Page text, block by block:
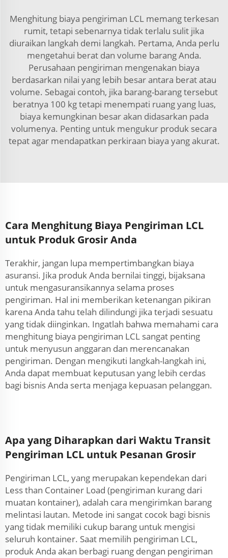
Menghitung biaya pengiriman LCL memang terkesan
rumit, tetapi sebenarnya tidak terlalu sulit jika
diuraikan langkah demi langkah. Pertama, Anda perlu
mengetahui berat dan volume barang Anda.
Perusahaan pengiriman mengenakan biaya
berdasarkan nilai yang lebih besar antara berat atau
volume. Sebagai contoh, jika barang-barang tersebut
beratnya 100 kg tetapi menempati ruang yang luas,
biaya kemungkinan besar akan didasarkan pada
volumenya. Penting untuk mengukur produk secara
tepat agar mendapatkan perkiraan biaya yang akurat.
Cara Menghitung Biaya Pengiriman LCL
untuk Produk Grosir Anda
Terakhir, jangan lupa mempertimbangkan biaya
asuransi. Jika produk Anda bernilai tinggi, bijaksana
untuk mengasuransikannya selama proses
pengiriman. Hal ini memberikan ketenangan pikiran
karena Anda tahu telah dilindungi jika terjadi sesuatu
yang tidak diinginkan. Ingatlah bahwa memahami cara
menghitung biaya pengiriman LCL sangat penting
untuk menyusun anggaran dan merencanakan
pengiriman. Dengan mengikuti langkah-langkah ini,
Anda dapat membuat keputusan yang lebih cerdas
bagi bisnis Anda serta menjaga kepuasan pelanggan.
Apa yang Diharapkan dari Waktu Transit
Pengiriman LCL untuk Pesanan Grosir
Pengiriman LCL, yang merupakan kependekan dari
Less than Container Load (pengiriman kurang dari
muatan kontainer), adalah cara mengirimkan barang
melintasi lautan. Metode ini sangat cocok bagi bisnis
yang tidak memiliki cukup barang untuk mengisi
seluruh kontainer. Saat memilih pengiriman LCL,
produk Anda akan berbagi ruang dengan pengiriman